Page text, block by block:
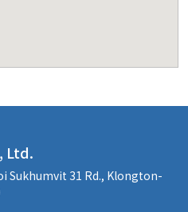
Ltd.
Sukhumvit 31 Rd., Klongton-